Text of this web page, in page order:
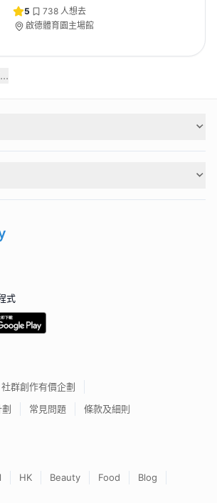
5 738 人想去
啟德體育園主場館
式
社群創作有價企劃
常見問題 條款及細則
HK Beauty Food
Blog